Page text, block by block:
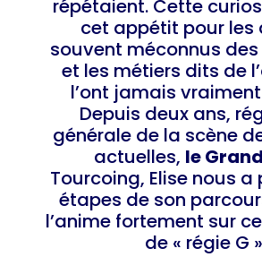
répétaient. Cette
cet appétit pour les
souvent méconnus
et les métiers dits de
l’ont jamais
Depuis deux ans,
générale de la scène
actuelles, le
Tourcoing, Elise nous
étapes de son
l’anime fortement sur
de « régie G